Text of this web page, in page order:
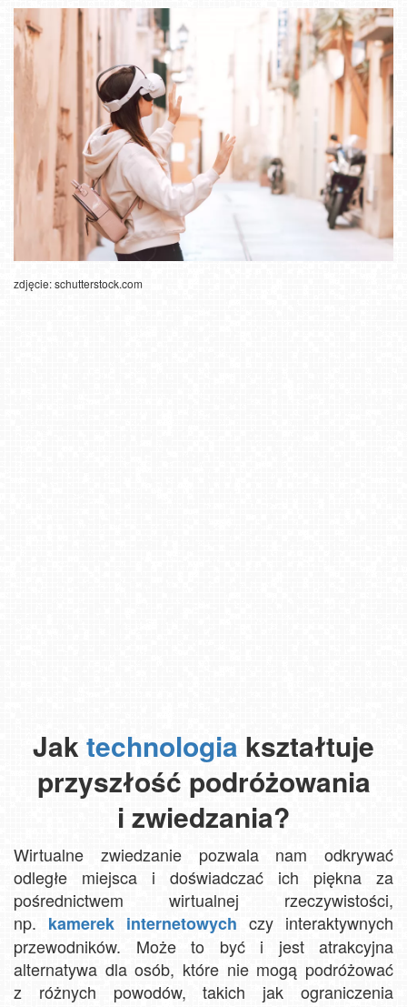
zdjęcie: schutterstock.com
Jaktechnologia kształtuje
przyszłość podróżowania
i zwiedzania?
Wirtualne zwiedzanie pozwala nam odkrywać
odległe miejsca i doświadczać ich piękna za
pośrednictwem wirtualnej rzeczywistości,
np. kamerek internetowych czy interaktywnych
przewodników. Może to być i jest atrakcyjna
alternatywa dla osób, które nie mogą podróżować
z różnych powodów, takich jak ograniczenia